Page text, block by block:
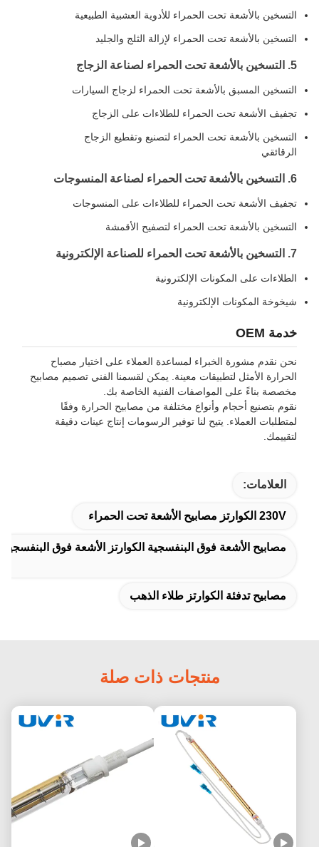
التسخين بالأشعة تحت الحمراء للأدوية العشبية الطبيعية
التسخين بالأشعة تحت الحمراء لإزالة الثلج والجليد
5. التسخين بالأشعة تحت الحمراء لصناعة الزجاج
التسخين المسبق بالأشعة تحت الحمراء لزجاج السيارات
تجفيف الأشعة تحت الحمراء للطلاءات على الزجاج
التسخين بالأشعة تحت الحمراء لتصنيع وتقطيع الزجاج
الرقائقي
6. التسخين بالأشعة تحت الحمراء لصناعة المنسوجات
تجفيف الأشعة تحت الحمراء للطلاءات على المنسوجات
التسخين بالأشعة تحت الحمراء لتصفيح الأقمشة
7. التسخين بالأشعة تحت الحمراء للصناعة الإلكترونية
الطلاءات على المكونات الإلكترونية
شيخوخة المكونات الإلكترونية
خدمة OEM
نحن نقدم مشورة الخبراء لمساعدة العملاء على اختيار مصباح
الحرارة الأمثل لتطبيقات معينة. يمكن لقسمنا الفني تصميم مصابيح
مخصصة بناءً على المواصفات الفنية الخاصة بك.
نقوم بتصنيع أحجام وأنواع مختلفة من مصابيح الحرارة وفقًا
لمتطلبات العملاء. يتيح لنا توفير الرسومات إنتاج عينات دقيقة
لتقييمك.
العلامات:
230V الكوارتز مصابيح الأشعة تحت الحمراء
مصابيح الأشعة فوق البنفسجية الكوارتز الأشعة فوق البنفسجية
مصابيح تدفئة الكوارتز طلاء الذهب
منتجات ذات صلة